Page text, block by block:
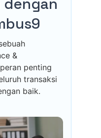
&
penting
transaksi
baik.